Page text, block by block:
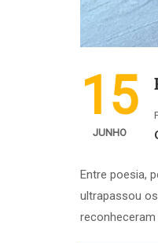
15
JUNHO
Entre poesia,
ultrapassou